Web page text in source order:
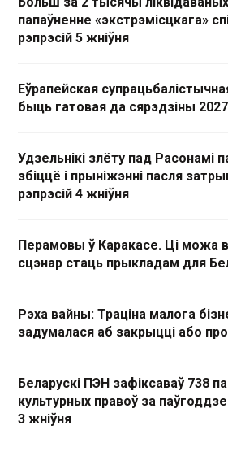
папаўненне «экстрэмісцкага»
рэпрэсій 5 жніўня
Еўрапейская
быць гатовая да сярэдзіны
Удзельнікі злёту пад Расонамі
збіццё і прыніжэнні пасля
рэпрэсій 4 жніўня
Перамовы ў Каракасе. Ці можа
сцэнар стаць прыкладам для
Рэха вайны: Траціна малога
задумалася аб закрыцці або
Беларускі ПЭН зафіксаваў 738
культурных правоў за
3 жніўня